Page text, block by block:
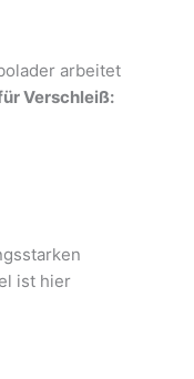
arbeitet
Verschleiß:
ist hier